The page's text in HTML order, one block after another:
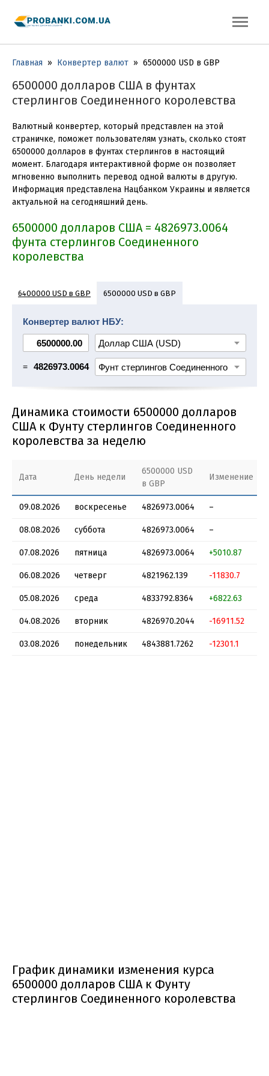
Главная » Конвертер валют » 6500000 USD в GBP
6500000 долларов США в фунтах
стерлингов Соединенного королевства
Валютный конвертер, который представлен на этой
страничке, поможет пользователям узнать, сколько стоят
6500000 долларов в фунтах стерлингов в настоящий
момент. Благодаря интерактивной форме он позволяет
мгновенно выполнить перевод одной валюты в другую.
Информация представлена Нацбанком Украины и является
актуальной на сегодняшний день.
6500000 долларов США = 4826973.0064
фунта стерлингов Соединенного
королевства
6400000 USD в GBP 6500000 USD в GBP
6800000 USD в GBP 6900000 USD в GBP
7000000 USD в GBP
Конвертер валют НБУ:
= 4826973.0064
Динамика стоимости 6500000 долларов
США к Фунту стерлингов Соединенного
королевства за неделю
Дата День недели
6500000 USD
в GBP
Изменение
09.08.2026 воскресенье 4826973.0064 –
08.08.2026 суббота 4826973.0064 –
07.08.2026 пятница 4826973.0064 +5010.87
06.08.2026 четверг 4821962.139 -11830.7
05.08.2026 среда 4833792.8364 +6822.63
04.08.2026 вторник 4826970.2044 -16911.52
03.08.2026 понедельник 4843881.7262 -12301.1
График динамики изменения курса
6500000 долларов США к Фунту
стерлингов Соединенного королевства